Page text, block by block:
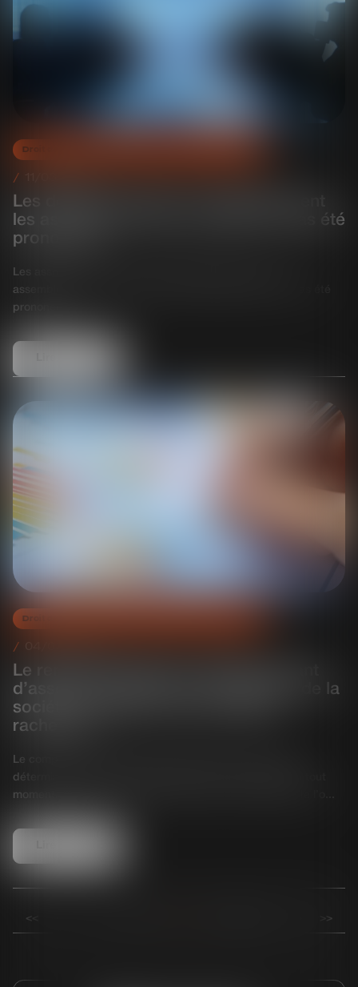
Les décisions prises en assemblée lient
les associés, tant que la nullité n’a pas été
prononcée !
Droit des sociétés commerciales et professionnelles
Les associés sont tenus par les délibérations prises en
assemblée tant que la nullité de ladite assemblée n’a pas été
prononcée...
Le remboursement du compte courant
d’associé est distinct de l’obligation de la
société de régler le prix des parts
rachetées !
Droit des sociétés commerciales et professionnelles
Le compte courant d’associé constitue un prêt à durée
déterminée, dont le remboursement peut être sollicité à tout
moment. Toutefois, sauf clause contraire, l’inexécution de l’o...
<< >>